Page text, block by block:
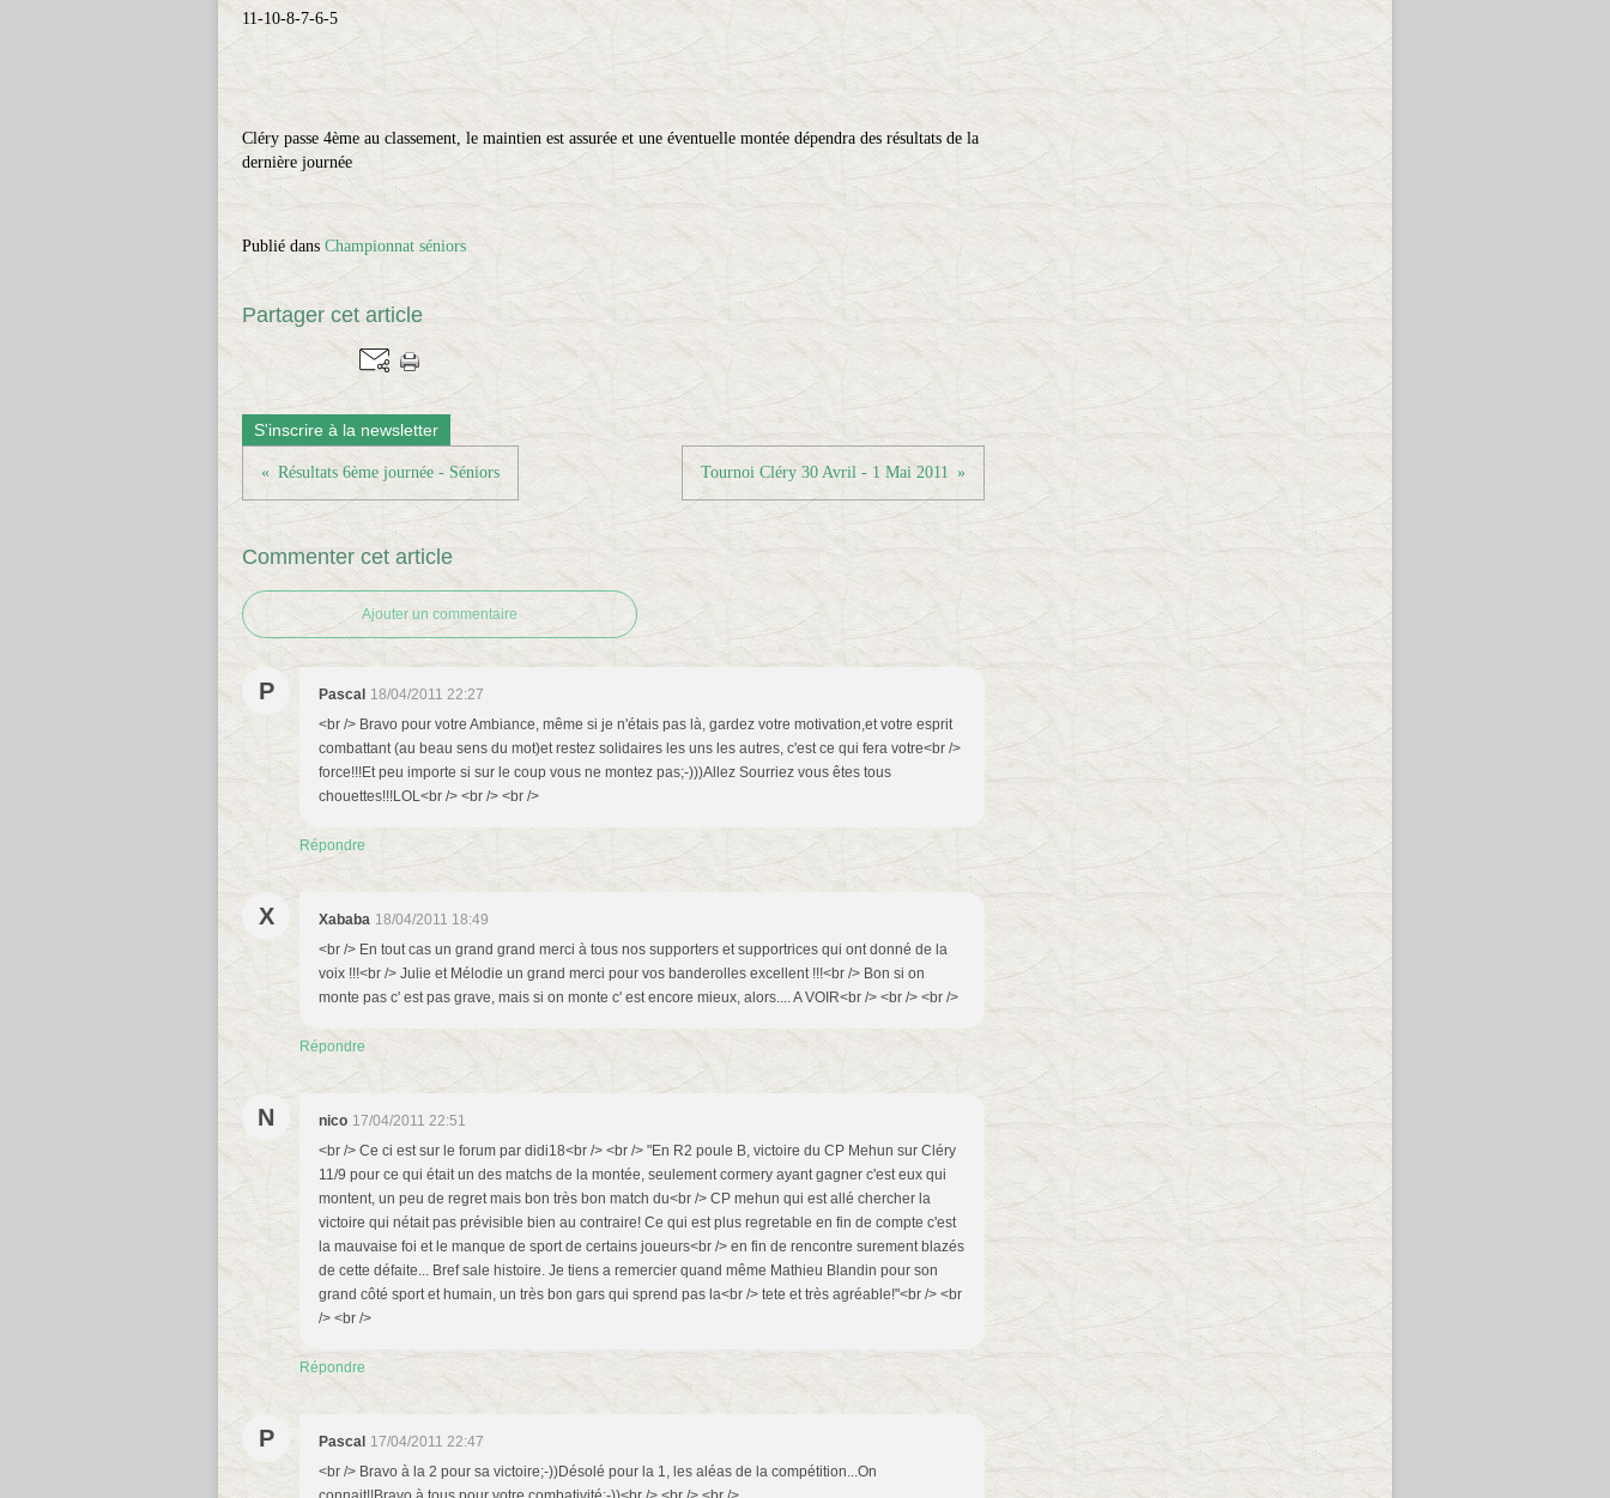
11-10-8-7-6-5
Cléry passe 4ème au classement, le maintien est assurée et une éventuelle montée dépendra des résultats de la
dernière journée
Publié dans Championnat séniors
Partager cet article
S'inscrire à la newsletter
Résultats 6ème journée - Séniors Tournoi Cléry 30 Avril - 1 Mai 2011
Commenter cet article
Ajouter un commentaire
P Pascal 18/04/2011 22:27
<br /> Bravo pour votre Ambiance, même si je n'étais pas là, gardez votre motivation,et votre esprit
combattant (au beau sens du mot)et restez solidaires les uns les autres, c'est ce qui fera votre<br />
force!!!Et peu importe si sur le coup vous ne montez pas;-)))Allez Sourriez vous êtes tous
chouettes!!!LOL<br /> <br /> <br />
Répondre
X Xababa 18/04/2011 18:49
<br /> En tout cas un grand grand merci à tous nos supporters et supportrices qui ont donné de la
voix !!!<br /> Julie et Mélodie un grand merci pour vos banderolles excellent !!!<br /> Bon si on
monte pas c' est pas grave, mais si on monte c' est encore mieux, alors.... A VOIR<br /> <br /> <br />
Répondre
N nico 17/04/2011 22:51
<br /> Ce ci est sur le forum par didi18<br /> <br /> "En R2 poule B, victoire du CP Mehun sur Cléry
11/9 pour ce qui était un des matchs de la montée, seulement cormery ayant gagner c'est eux qui
montent, un peu de regret mais bon très bon match du<br /> CP mehun qui est allé chercher la
victoire qui nétait pas prévisible bien au contraire! Ce qui est plus regretable en fin de compte c'est
la mauvaise foi et le manque de sport de certains joueurs<br /> en fin de rencontre surement blazés
de cette défaite... Bref sale histoire. Je tiens a remercier quand même Mathieu Blandin pour son
grand côté sport et humain, un très bon gars qui sprend pas la<br /> tete et très agréable!"<br /> <br
/> <br />
Répondre
P Pascal 17/04/2011 22:47
<br /> Bravo à la 2 pour sa victoire;-))Désolé pour la 1, les aléas de la compétition...On